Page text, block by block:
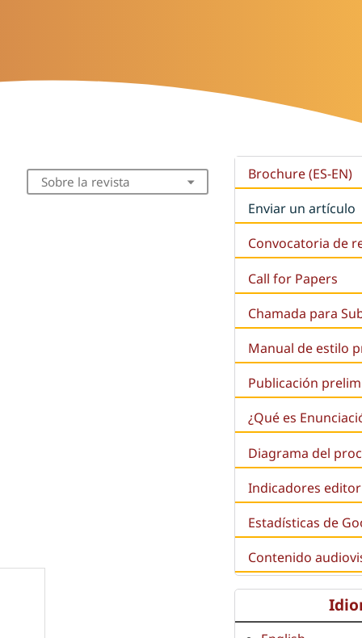
Sobre la revista
Brochure (ES-EN)
Enviar un artículo
Convocatoria de
Call for Papers
Chamada para
Manual de estilo
Publicación
¿Qué es
Diagrama del
Indicadores
Estadísticas de
Contenido